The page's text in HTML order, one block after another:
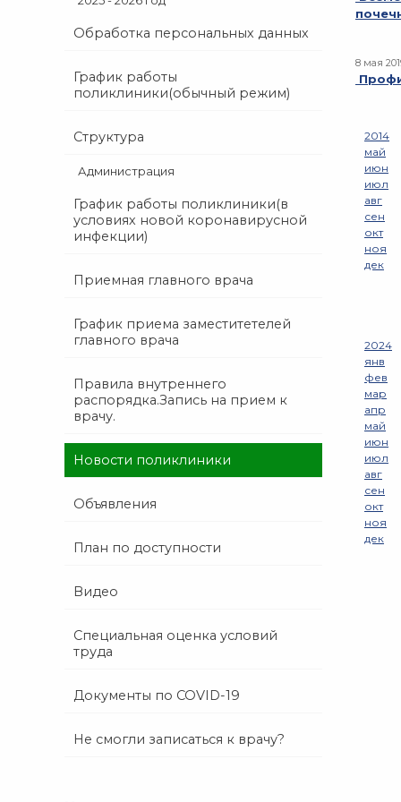
Обработка персональных данных
График работы
поликлиники(обычный режим)
Структура
Администрация
График работы поликлиники(в
условиях новой коронавирусной
инфекции)
Приемная главного врача
График приема заместитетелей
главного врача
Правила внутреннего
распорядка.Запись на прием к
врачу.
Новости поликлиники
Объявления
План по доступности
Видео
Специальная оценка условий
труда
Документы по COVID-19
Не смогли записаться к врачу?
8 мая
2014
май
июн
июл
авг
сен
окт
ноя
дек
2024
янв
фев
мар
апр
май
июн
июл
авг
сен
окт
ноя
дек